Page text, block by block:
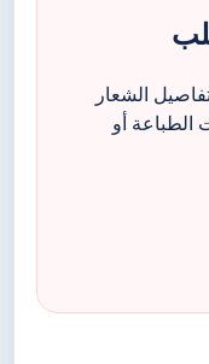
الشعار
أو